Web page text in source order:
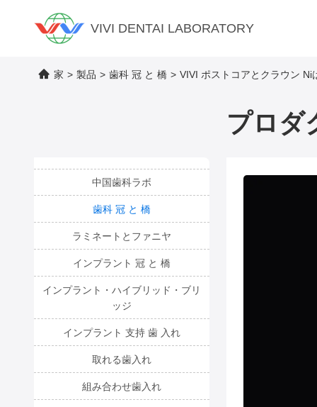
VIVI DENTAI LABORATORY
家 > 製品 > 歯科 冠 と 橋 > VIVI ポストコアとクラウン Ni
プロダ
中国歯科ラボ
歯科 冠 と 橋
ラミネートとファニヤ
インプラント 冠 と 橋
インプラント・ハイブリッド・ブリ
ッジ
インプラント 支持 歯 入れ
取れる歯入れ
組み合わせ歯入れ